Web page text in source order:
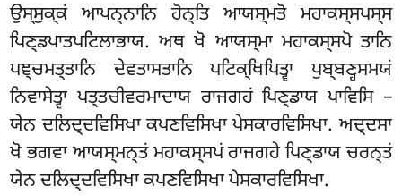
ਉਸ੍ਸੁਕ੍ਕਂ ਆਪਨ੍ਨਾਨਿ ਹੋਨ੍ਤਿ ਆਯਸ੍ਮਤੋ ਮਹਾਕਸ੍ਸਪਸ੍ਸ
ਪਿਣ੍ਡਪਾਤਪਟਿਲਾਭਾਯ. ਅਥ ਖੋ ਆਯਸ੍ਮਾ ਮਹਾਕਸ੍ਸਪੋ ਤਾਨਿ
ਪਞ੍ਚਮਤ੍ਤਾਨਿ ਦੇਵਤਾਸਤਾਨਿ ਪਟਿਕ੍ਖਿਪਿਤ੍ਵਾ ਪੁਬ੍ਬਣ੍ਹਸਮਯਂ
ਨਿਵਾਸੇਤ੍ਵਾ ਪਤ੍ਤਚੀਵਰਮਾਦਾਯ ਰਾਜਗਹਂ ਪਿਣ੍ਡਾਯ ਪਾਵਿਸਿ –
ਯੇਨ ਦਲਿਦ੍ਦਵਿਸਿਖਾ ਕਪਣਵਿਸਿਖਾ ਪੇਸਕਾਰਵਿਸਿਖਾ. ਅਦ੍ਦਸਾ
ਖੋ ਭਗਵਾ ਆਯਸ੍ਮਨ੍ਤਂ ਮਹਾਕਸ੍ਸਪਂ ਰਾਜਗਹੇ ਪਿਣ੍ਡਾਯ ਚਰਨ੍ਤਂ
ਯੇਨ ਦਲਿਦ੍ਦਵਿਸਿਖਾ ਕਪਣਵਿਸਿਖਾ ਪੇਸਕਾਰਵਿਸਿਖਾ.